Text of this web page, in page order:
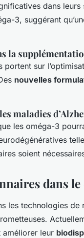
dans
3, suggérant
la
portent sur
nouvelles
maladies
les oméga-3
soient
dans
les technologies de
améliorer leur